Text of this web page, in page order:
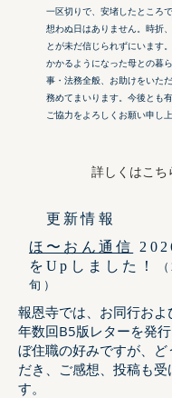
一区切りで、安堵したところ
想わぬ日はありません。時折
とが未だ信じられずにいます
かかるようになった母との暮
事・法務全般、お助けをいた
務めてまいります。今後とも
ご協力をよろしくお願い申し上
詳しくはこち
更新情報
ほ〜おん通信
をUpしました！
旬）
報恩寺では、お同行およ
年数回B5版レターを発
ぼ住職の好みですが、ど
だき、ご感想、投稿も受
す。